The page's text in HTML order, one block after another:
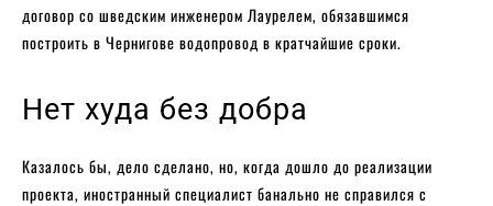
договор со шведским инженером Лаурелем, обязавшимся
построить в Чернигове водопровод в кратчайшие сроки.
Нет худа без добра
Казалось бы, дело сделано, но, когда дошло до реализации
проекта, иностранный специалист банально не справился с